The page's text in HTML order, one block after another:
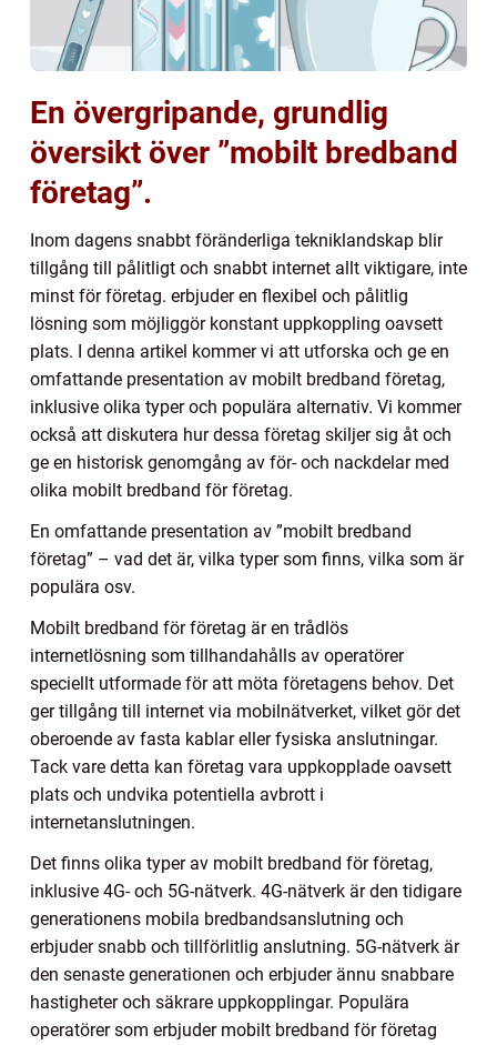
En övergripande, grundlig
översikt över ”mobilt bredband
företag”.
Inom dagens snabbt föränderliga tekniklandskap blir
tillgång till pålitligt och snabbt internet allt viktigare, inte
minst för företag. erbjuder en flexibel och pålitlig
lösning som möjliggör konstant uppkoppling oavsett
plats. I denna artikel kommer vi att utforska och ge en
omfattande presentation av mobilt bredband företag,
inklusive olika typer och populära alternativ. Vi kommer
också att diskutera hur dessa företag skiljer sig åt och
ge en historisk genomgång av för- och nackdelar med
olika mobilt bredband för företag.
En omfattande presentation av ”mobilt bredband
företag” – vad det är, vilka typer som finns, vilka som är
populära osv.
Mobilt bredband för företag är en trådlös
internetlösning som tillhandahålls av operatörer
speciellt utformade för att möta företagens behov. Det
ger tillgång till internet via mobilnätverket, vilket gör det
oberoende av fasta kablar eller fysiska anslutningar.
Tack vare detta kan företag vara uppkopplade oavsett
plats och undvika potentiella avbrott i
internetanslutningen.
Det finns olika typer av mobilt bredband för företag,
inklusive 4G- och 5G-nätverk. 4G-nätverk är den tidigare
generationens mobila bredbandsanslutning och
erbjuder snabb och tillförlitlig anslutning. 5G-nätverk är
den senaste generationen och erbjuder ännu snabbare
hastigheter och säkrare uppkopplingar. Populära
operatörer som erbjuder mobilt bredband för företag